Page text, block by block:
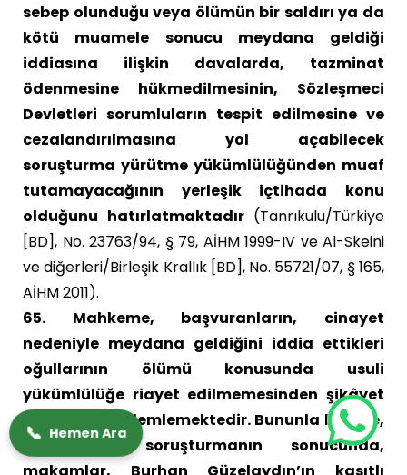
sebep olunduğu veya ölümün bir saldırı ya da
kötü muamele sonucu meydana geldiği
iddiasına ilişkin davalarda, tazminat
ödenmesine hükmedilmesinin, Sözleşmeci
Devletleri sorumluların tespit edilmesine ve
cezalandırılmasına yol açabilecek
soruşturma yürütme yükümlülüğünden muaf
tutamayacağının yerleşik içtihada konu
olduğunu hatırlatmaktadır(Tanrıkulu/Türkiye
[BD], No. 23763/94, § 79, AİHM 1999-IV ve Al-Skeini
ve diğerleri/Birleşik Krallık [BD], No. 55721/07, § 165,
AİHM 2011).
65. Mahkeme, başvuranların, cinayet
nedeniyle meydana geldiğini iddia ettikleri
oğullarının ölümü konusunda usuli
yükümlülüğe riayet edilmemesinden şikâyet
ettiklerini gözlemlemektedir. Bununla birlikte,
yürüttükleri soruşturmanın sonucunda,
📞 Hemen Ara